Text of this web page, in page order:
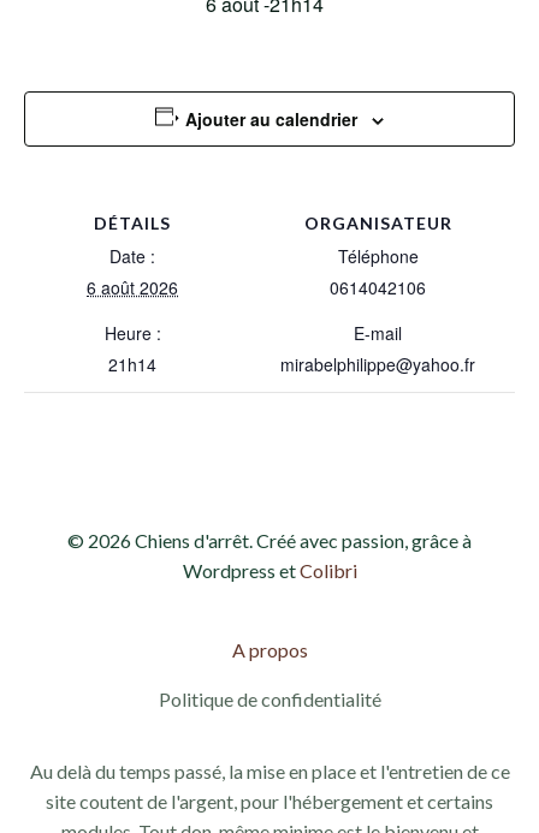
Ajouter au calendrier
DÉTAILS
Date :
6 août 2026
Heure :
21h14
ORGANISATEUR
Téléphone
0614042106
E-mail
mirabelphilippe@yahoo.fr
© 2026 Chiens d'arrêt. Créé avec passion, grâce à
Wordpress etColibri
A propos
Politique de confidentialité
Au delà du temps passé, la mise en place et l'entretien de ce
site coutent de l'argent, pour l'hébergement et certains